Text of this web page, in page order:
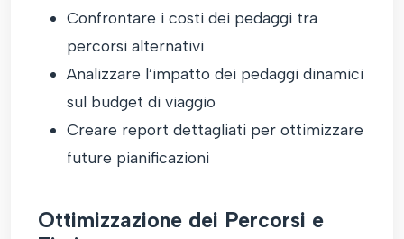
Confrontare i costi dei pedaggi tra
percorsi alternativi
Analizzare l’impatto dei pedaggi dinamici
sul budget di viaggio
Creare report dettagliati per ottimizzare
future pianificazioni
Ottimizzazione dei Percorsi e